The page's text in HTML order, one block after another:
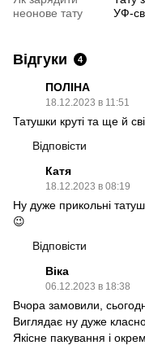
неонове тату
УФ-
Відгуки 4
ПОЛІНА
18.12.2023 в 11:51
Татушки круті та ще й
Відповісти
Катя
18.12.2023 в 08:19
Ну дуже прикольні
😉
Відповісти
Віка
06.12.2023 в 18:38
Вчора замовили,
Виглядає ну дуже
Якісне пакування і